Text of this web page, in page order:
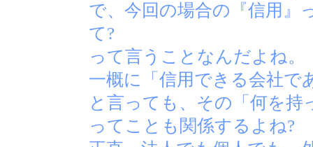
で、今回の場合の『信用
て?
って言うことなんだよね。
一概に「信用できる会社で
と言っても、その「何を持
ってことも関係するよね?